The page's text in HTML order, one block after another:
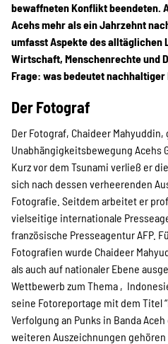
Werde
Newsletter
Über
bewaffneten Konflikt beendeten.
Acehs mehr als ein Jahrzehnt
umfasst Aspekte des alltäglichen
Wirtschaft, Menschenrechte und
Frage: was bedeutet nachhaltiger
Der Fotograf
Der Fotograf, Chaideer
Unabhängigkeitsbewegung Acehs
Kurz vor dem Tsunami verließ er
sich nach dessen verheerenden
Fotografie. Seitdem arbeitet er
vielseitige internationale
französische Presseagentur AFP.
Fotografien wurde Chaideer
als auch auf nationaler Ebene
Wettbewerb zum Thema
seine Fotoreportage mit dem Titel
Verfolgung an Punks in Banda
weiteren Auszeichnungen